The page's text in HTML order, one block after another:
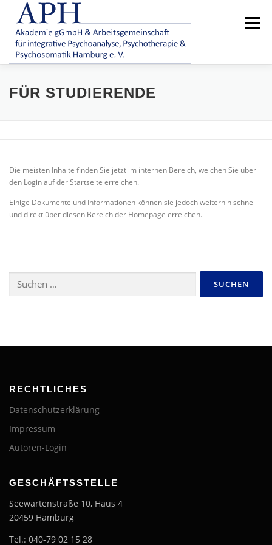
springen
Menü
AKADEMIE AMBULANZ/PATIENTENBEHANDLUNG
FÜR STUDIERENDE
Die meisten Inhalte finden Sie jetzt im internen Bereich, welchen Sie über
den Login auf der Startseite erreichen.
Einige Dokumente und Informationen können sie jedoch weiterhin schnell
und direkt über diesen Bereich der Homepage erreichen.
nach:
RECHTLICHES
Datenschutzerklärung
Impressum
Autoren-Login
GESCHÄFTSSTELLE
Seewartenstraße 10, Haus 4
20459 Hamburg
Tel.: 040-79 02 15 28